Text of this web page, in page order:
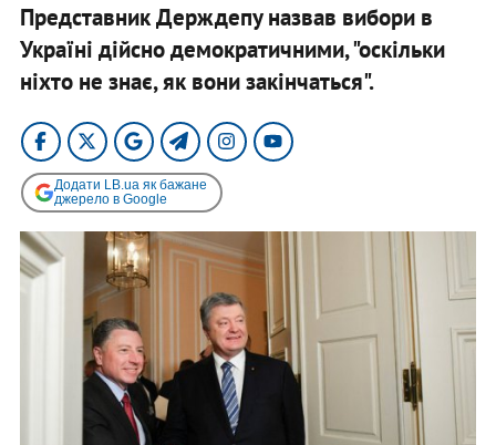
Представник Держдепу назвав вибори в
Україні дійсно демократичними, "оскільки
ніхто не знає, як вони закінчаться".
Додати LB.ua як бажане
джерело в Google